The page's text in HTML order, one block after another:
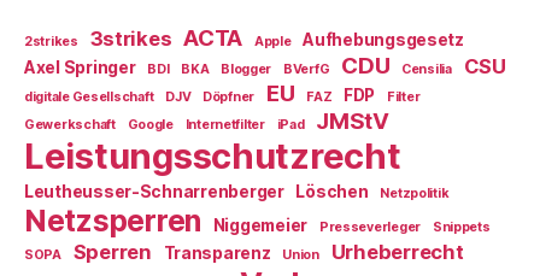
2strikes 3strikes ACTA Apple
Aufhebungsgesetz
Axel Springer
BDI BKA Blogger BVerfG CDU Censilia CSU
digitale Gesellschaft DJV Döpfner EU FAZ FDP
Filter
Gewerkschaft
Google Internetfilter iPad JMStV
Leistungsschutzrecht
Leutheusser-Schnarrenberger Löschen Netzpolitik
Netzsperren Niggemeier Presseverleger
Snippets
SOPA
Sperren Transparenz Union Urheberrecht